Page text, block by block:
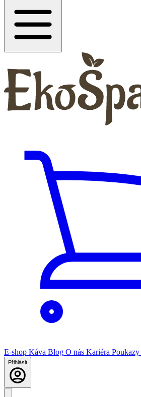
E-shop Káva Blog O nás Kariéra Poukazy
Přihlásit